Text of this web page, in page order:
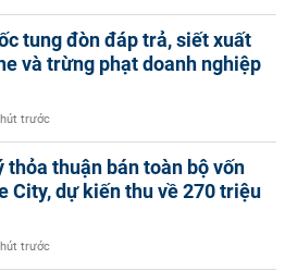
tung đòn đáp trả, siết xuất
và trừng phạt doanh nghiệp
trước
thỏa thuận bán toàn bộ vốn
City, dự kiến thu về 270 triệu
trước